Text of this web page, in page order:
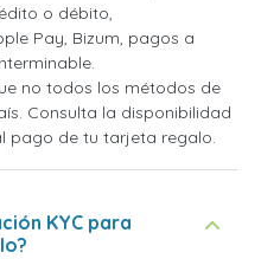
o débito,
Pay, Bizum, pagos a
no todos los métodos de
Consulta la disponibilidad
pago de tu tarjeta regalo.
KYC para